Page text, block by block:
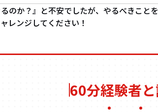
のか？』と不安でしたが、やるべきこと
レンジしてください！
60分経験者